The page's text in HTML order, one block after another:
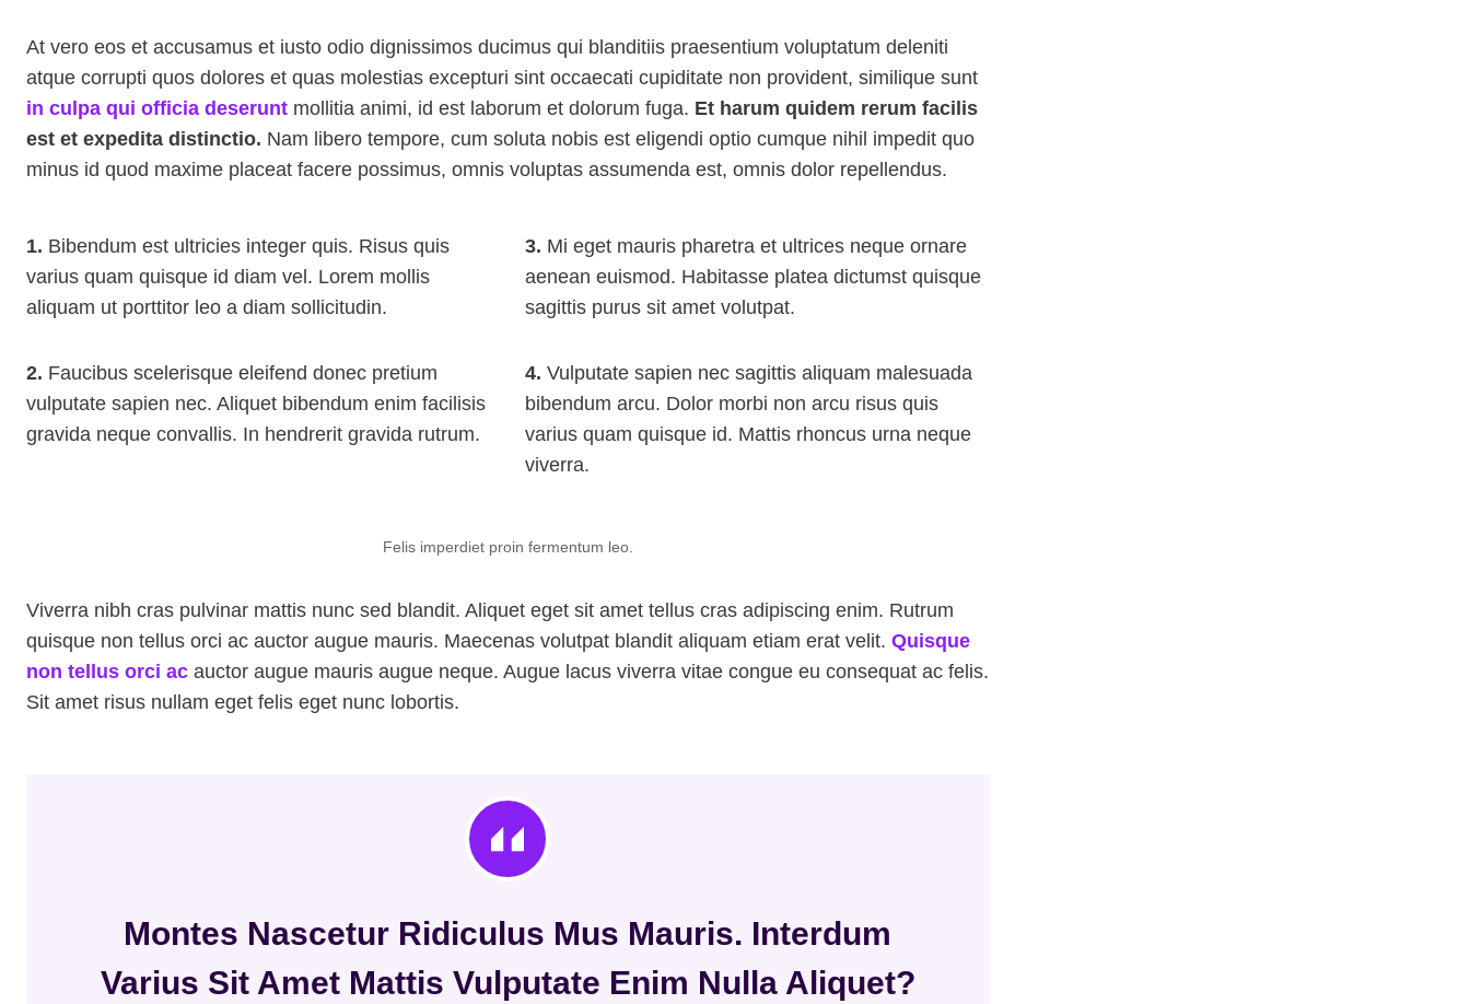
At vero eos et accusamus et iusto odio dignissimos ducimus qui blanditiis praesentium voluptatum deleniti
atque corrupti quos dolores et quas molestias excepturi sint occaecati cupiditate non provident, similique sunt
in culpa qui officia deserunt mollitia animi, id est laborum et dolorum fuga. Et harum quidem rerum facilis
est et expedita distinctio. Nam libero tempore, cum soluta nobis est eligendi optio cumque nihil impedit quo
minus id quod maxime placeat facere possimus, omnis voluptas assumenda est, omnis dolor repellendus.
1. Bibendum est ultricies integer quis. Risus quis
varius quam quisque id diam vel. Lorem mollis
aliquam ut porttitor leo a diam sollicitudin.
2. Faucibus scelerisque eleifend donec pretium
vulputate sapien nec. Aliquet bibendum enim facilisis
gravida neque convallis. In hendrerit gravida rutrum.
3. Mi eget mauris pharetra et ultrices neque ornare
aenean euismod. Habitasse platea dictumst quisque
sagittis purus sit amet volutpat.
4.Vulputate sapien nec sagittis aliquam malesuada
bibendum arcu. Dolor morbi non arcu risus quis
varius quam quisque id. Mattis rhoncus urna neque
viverra.
Felis imperdiet proin fermentum leo.
Viverra nibh cras pulvinar mattis nunc sed blandit. Aliquet eget sit amet tellus cras adipiscing enim. Rutrum
quisque non tellus orci ac auctor augue mauris. Maecenas volutpat blandit aliquam etiam erat velit. Quisque
non tellus orci ac auctor augue mauris augue neque. Augue lacus viverra vitae congue eu consequat ac felis.
Sit amet risus nullam eget felis eget nunc lobortis.
Montes Nascetur Ridiculus Mus Mauris. Interdum
Varius Sit Amet Mattis Vulputate Enim Nulla Aliquet?